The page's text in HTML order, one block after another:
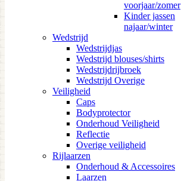
voorjaar/zomer
Kinder jassen
najaar/winter
Wedstrijd
Wedstrijdjas
Wedstrijd blouses/shirts
Wedstrijdrijbroek
Wedstrijd Overige
Veiligheid
Caps
Bodyprotector
Onderhoud Veiligheid
Reflectie
Overige veiligheid
Rijlaarzen
Onderhoud & Accessoires
Laarzen